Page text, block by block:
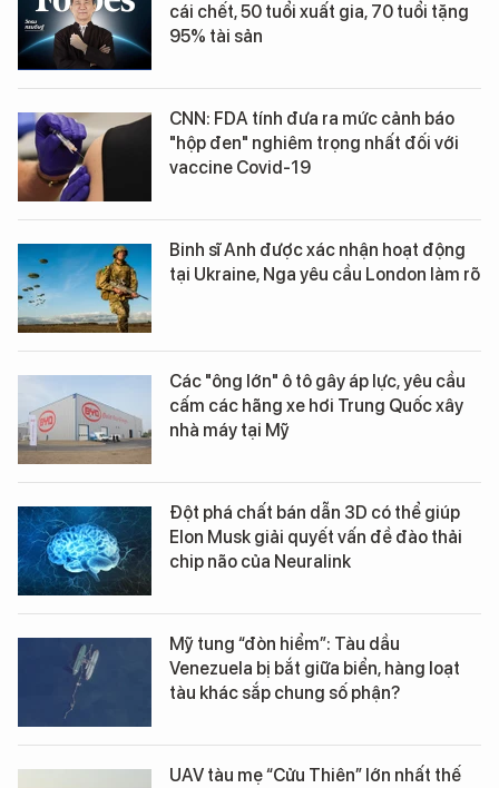
cái chết, 50 tuổi xuất gia, 70 tuổi tặng
95% tài sản
CNN: FDA tính đưa ra mức cảnh báo
"hộp đen" nghiêm trọng nhất đối với
vaccine Covid-19
Binh sĩ Anh được xác nhận hoạt động
tại Ukraine, Nga yêu cầu London làm rõ
Các "ông lớn" ô tô gây áp lực, yêu cầu
cấm các hãng xe hơi Trung Quốc xây
nhà máy tại Mỹ
Đột phá chất bán dẫn 3D có thể giúp
Elon Musk giải quyết vấn đề đào thải
chip não của Neuralink
Mỹ tung “đòn hiểm”: Tàu dầu
Venezuela bị bắt giữa biển, hàng loạt
tàu khác sắp chung số phận?
UAV tàu mẹ “Cửu Thiên” lớn nhất thế